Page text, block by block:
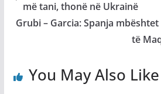
më tani, thonë në Ukrainë
Grubi – Garcia: Spanja
të
You May Also Like